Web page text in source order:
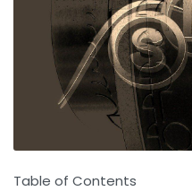
Table of Contents